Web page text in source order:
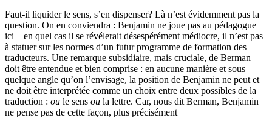
Faut-il liquider le sens, s’en dispenser? Là n’est évidemment pas la
question. On en conviendra : Benjamin ne joue pas au pédagogue
ici – en quel cas il se révélerait désespérément médiocre, il n’est pas
à statuer sur les normes d’un futur programme de formation des
traducteurs. Une remarque subsidiaire, mais cruciale, de Berman
doit être entendue et bien comprise : en aucune manière et sous
quelque angle qu’on l’envisage, la position de Benjamin ne peut et
ne doit être interprétée comme un choix entre deux possibles de la
traduction : ou le sens ou la lettre. Car, nous dit Berman, Benjamin
ne pense pas de cette façon, plus précisément